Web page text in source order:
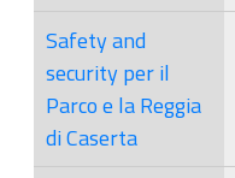
Safety and
security per il
Parco e la Reggia
di Caserta